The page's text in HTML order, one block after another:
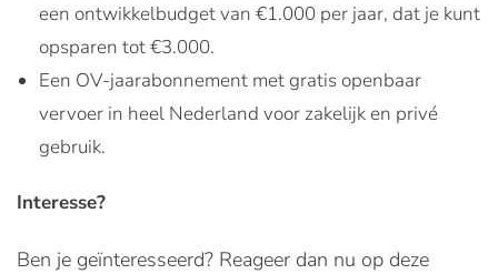
een ontwikkelbudget van €1.000 per jaar, dat je kunt
opsparen tot €3.000.
Een OV-jaarabonnement met gratis openbaar
vervoer in heel Nederland voor zakelijk en privé
gebruik.
Interesse?
Ben je geïnteresseerd? Reageer dan nu op deze